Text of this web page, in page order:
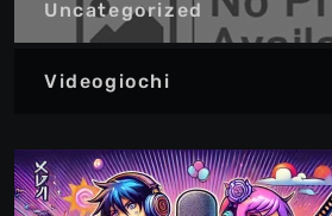
Uncategorized
Videogiochi